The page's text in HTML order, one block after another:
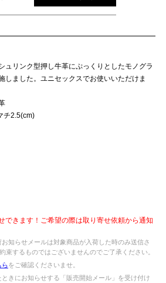
ュリンク型押し牛革にぷっくりとしたモノグラ
しました。ユニセックスでお使いいただけま
チ2.5(cm)
できます！ご希望の際は取り寄せ依頼から通知
知らせメールは対象商品が入荷した時のみ送信さ
束するものではございませんのでご了承ください。
らをご確認くださいませ。
きにお知らせする「販売開始メール」を受け付け